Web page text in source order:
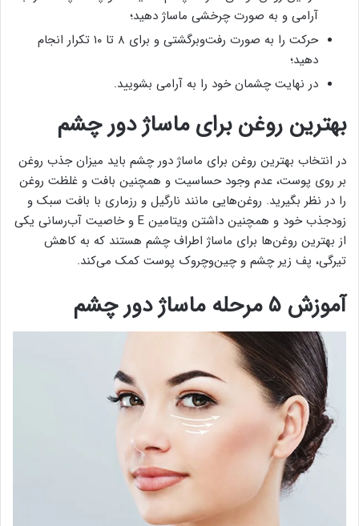
آرامی و به صورت چرخشی ماساژ دهید؛
حرکت را به صورت رفت‌وبرگشتی و برای ۸ تا ۱۰ تکرار انجام
دهید؛
در نهایت چشمان خود را به آرامی بشویید.
بهترین روغن برای ماساژ دور چشم
در انتخاب بهترین روغن برای ماساژ دور چشم باید میزان جذب روغن
بر روی پوست، عدم وجود حساسیت و همچنین بافت و غلظت روغن
را در نظر بگیرید. روغن‌هایی مانند نارگیل و رزماری با بافت سبک و
زودجذب خود و همچنین داشتن ویتامین E و خاصیت آب‌رسانی یکی
از بهترین روغن‌ها برای ماساژ اطراف چشم هستند که به کاهش
تیرگی، پف زیر چشم و چین‌وچروک پوست کمک می‌کند.
آموزش ۵ مرحله ماساژ دور چشم